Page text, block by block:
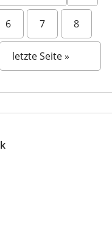
6 7 8
letzte Seite »